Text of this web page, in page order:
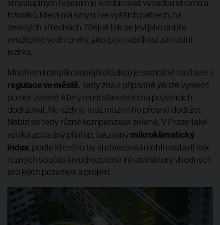
smysluplným řešením je kombinovat výsadbu stromů a
trávníků, která má smysl i ve vyšších patrech, na
zelených střechách. Stejně tak se jeví jako dobře
využitelné vodní prvky, jako jsou například zahradní
jezírka.
Mnohem komplikovanější otázkou je samotné nastavení
regulace ve městě. Tedy zda a případně jak lze vymezit
poměr zeleně, který musí stavebníci na pozemcích
dodržovat. Ne vždy je totiž možné ho přesně dodržet.
Nabízí se tedy různé kompenzace zeleně. V Praze také
vzniká zcela jiný přístup, takzvaný mikroklimatický
index, podle kterého by si stavebníci mohli nastavit mix
různých součásti modrozelené infrastruktury vhodných
pro jejich pozemek a projekt.